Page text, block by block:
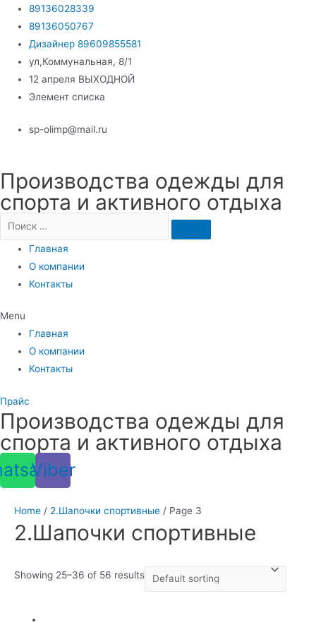
Перейти
содержимому
89136028339
89136050767
Дизайнер 89609855581
ул,Коммунальная, 8/1
12 апреля ВЫХОДНОЙ
Элемент списка
sp-olimp@mail.ru
Производства одежды для
спорта и активного отдыха
Главная
О компании
Контакты
Menu
Главная
О компании
Контакты
Прайс
Производства одежды для
спорта и активного отдыха
Viber
Home / 2.Шапочки спортивные / Page 3
2.Шапочки спортивные
Showing 25–36 of 56 results